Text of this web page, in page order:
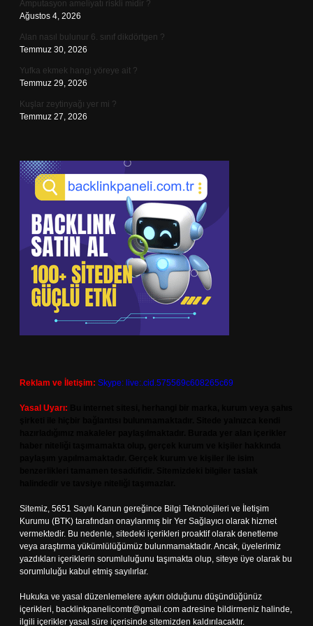
Amputasyon ameliyatı riskli midir ?
Ağustos 4, 2026
Alan nasıl bulunur 6. sınıf dikdörtgen ?
Temmuz 30, 2026
Yufka ekmek hangi yöreye ait ?
Temmuz 29, 2026
Kuşlar zeytinyağı yer mi ?
Temmuz 27, 2026
Reklam ve İletişim: Skype: live:.cid.575569c608265c69
Yasal Uyarı:
Sitemiz, 5651 Sayılı Kanun gereğince Bilgi Teknolojileri ve İletişim
Kurumu (BTK) tarafından onaylanmış bir Yer Sağlayıcı olarak hizmet
vermektedir. Bu nedenle, sitedeki içerikleri proaktif olarak denetleme
veya araştırma yükümlülüğümüz bulunmamaktadır. Ancak, üyelerimiz
yazdıkları içeriklerin sorumluluğunu taşımakta olup, siteye üye olarak bu
sorumluluğu kabul etmiş sayılırlar.
Hukuka ve yasal düzenlemelere aykırı olduğunu düşündüğünüz
içerikleri, backlinkpanelicomtr@gmail.com adresine bildirmeniz halinde,
ilgili içerikler yasal süre içerisinde sitemizden kaldırılacaktır.